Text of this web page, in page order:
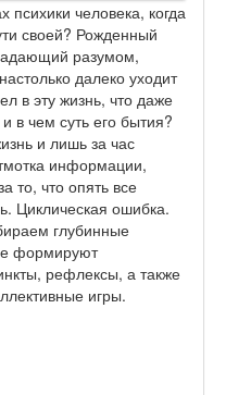
психики человека, когда
своей? Рожденный
разумом,
далеко уходит
в эту жизнь, что даже
в чем суть его бытия?
и лишь за час
информации,
то, что опять все
Циклическая ошибка.
глубинные
формируют
рефлексы, а также
игры.